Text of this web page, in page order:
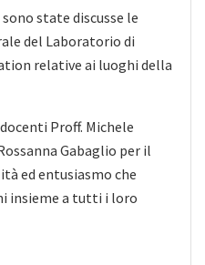
state discusse le
del Laboratorio di
relative ai luoghi della
Proff. Michele
Gabaglio per il
ed entusiasmo che
insieme a tutti i loro